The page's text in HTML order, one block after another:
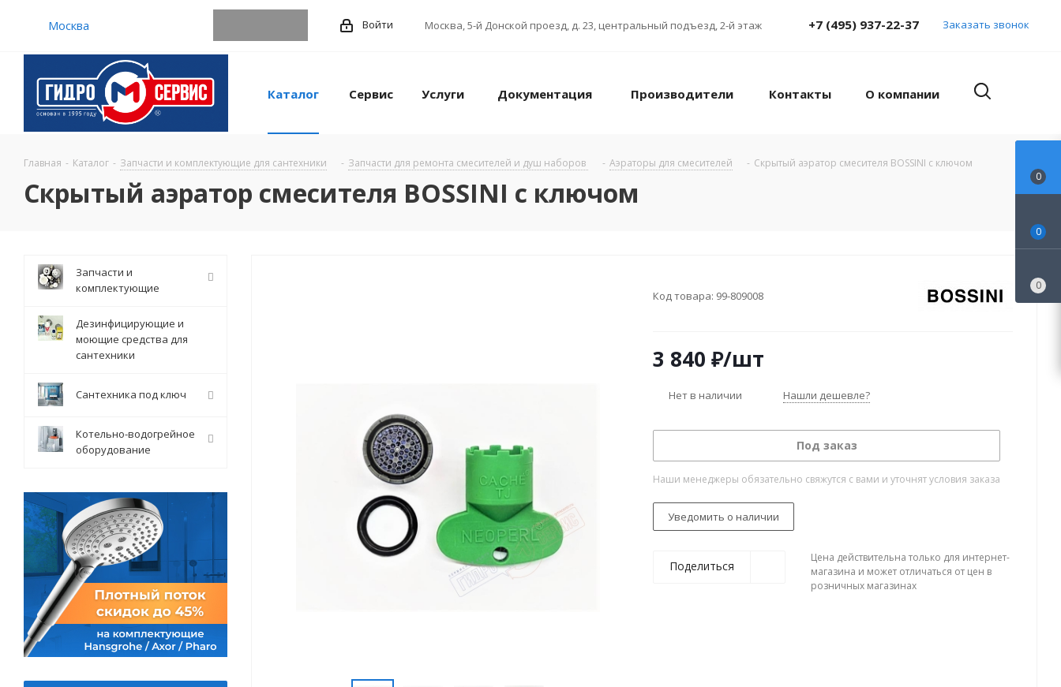
Москва Войти Москва,5-й Донской проезд, д. 23, центральный подъезд, 2-й этаж +7 (495) 937-22-37 Заказать звонок
Каталог Сервис Услуги Документация Производители Контакты О компании
Главная - Каталог - Запчасти и комплектующие для сантехники - Запчасти для ремонта смесителей и душ наборов - Аэраторы для смесителей - Скрытый аэратор смесителя BOSSINI с ключом
Скрытый аэратор смесителя BOSSINI с ключом
Код товара: 99-809008
3 840 ₽/шт
Нет в наличии Нашли дешевле?
Под заказ
Наши менеджеры обязательно свяжутся с вами и уточнят условия заказа
Уведомить о наличии
Поделиться
Цена действительна только для интернет-
магазина и может отличаться от цен в
розничных магазинах
Запчасти и
комплектующие
Дезинфицирующие и
моющие средства для
сантехники
Сантехника под ключ
Котельно-водогрейное
оборудование
0
0
0